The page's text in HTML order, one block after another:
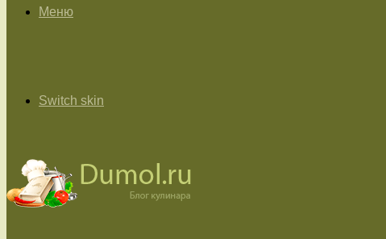
Меню
Switch skin